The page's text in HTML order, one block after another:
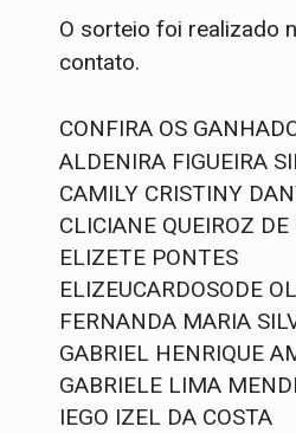
O sorteio foi realizado
contato.
CONFIRA OS
ALDENIRA FIGUEIRA
CAMILY CRISTINY
CLICIANE QUEIROZ DE
ELIZETE PONTES
ELIZEUCARDOSODE
FERNANDA MARIA
GABRIEL HENRIQUE
GABRIELE LIMA
IEGO IZEL DA COSTA